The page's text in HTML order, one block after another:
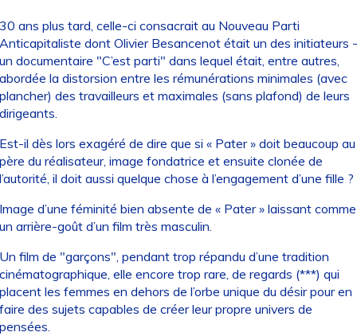
ans plus tard, celle-ci consacrait au Nouveau Parti
dont Olivier Besancenot était un des initiateurs -
documentaire "C’est parti" dans lequel était, entre autres,
la distorsion entre les rémunérations minimales (avec
des travailleurs et maximales (sans plafond) de leurs
il dès lors exagéré de dire que si « Pater » doit beaucoup au
du réalisateur, image fondatrice et ensuite clonée de
il doit aussi quelque chose à l’engagement d’une fille ?
d’une féminité bien absente de « Pater » laissant comme
arrière-goût d’un film très masculin.
film de "garçons", pendant trop répandu d’une tradition
elle encore trop rare, de regards (***) qui
les femmes en dehors de l’orbe unique du désir pour en
des sujets capables de créer leur propre univers de